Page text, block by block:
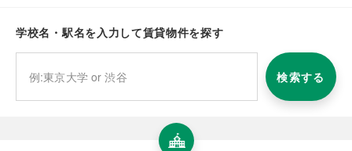
学校名・駅名を入力して賃貸物件を探す
検索する